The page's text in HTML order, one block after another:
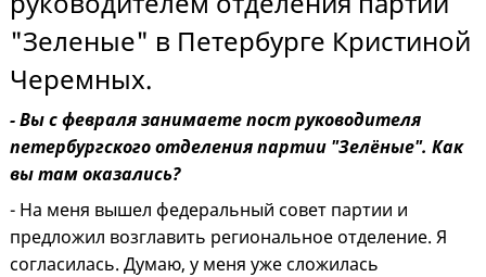
"Зеленые" в Петербурге Кристиной
Черемных.
- Вы с февраля занимаете пост руководителя
петербургского отделения партии "Зелёные". Как
вы там оказались?
- На меня вышел федеральный совет партии и
предложил возглавить региональное отделение. Я
согласилась. Думаю, у меня уже сложилась